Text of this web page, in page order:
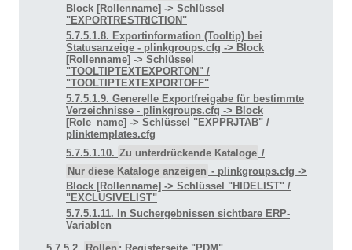
Block [Rollenname] -> Schlüssel
"EXPORTRESTRICTION"
5.7.5.1.8. Exportinformation (Tooltip) bei
Statusanzeige - plinkgroups.cfg -> Block
[Rollenname] -> Schlüssel
"TOOLTIPTEXTEXPORTON" /
"TOOLTIPTEXTEXPORTOFF"
5.7.5.1.9. Generelle Exportfreigabe für bestimmte
Verzeichnisse - plinkgroups.cfg -> Block
[Role_name] -> Schlüssel "EXPPRJTAB" /
plinktemplates.cfg
5.7.5.1.10. Zu unterdrückende Kataloge /
Nur diese Kataloge anzeigen - plinkgroups.cfg ->
Block [Rollenname] -> Schlüssel "HIDELIST" /
"EXCLUSIVELIST"
5.7.5.1.11. In Suchergebnissen sichtbare ERP-
Variablen